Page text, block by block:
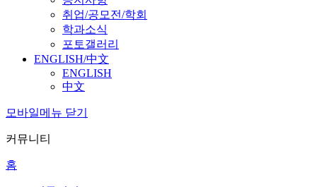
취업/공모전/학회
학과소식
포토갤러리
ENGLISH/中文
ENGLISH
中文
모바일메뉴 닫기
커뮤니티
홈